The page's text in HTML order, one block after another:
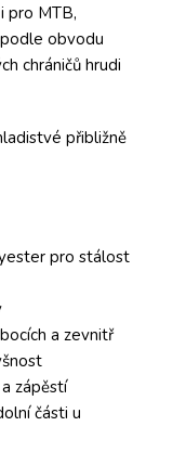
pro MTB,
obvodu
chráničů hrudi
přibližně
pro stálost
a zevnitř
zápěstí
části u